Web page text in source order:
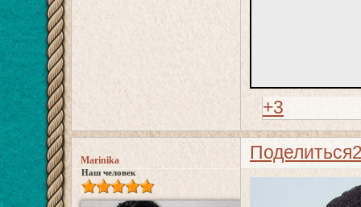
+3
Поделиться
Marinika
Наш человек